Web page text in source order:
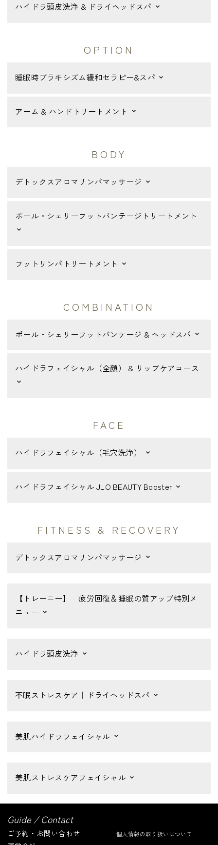
ハイドラ頭皮洗浄 & ドライヘッドスパ
OPTION
睡眠時ブラキシズム緩和セラピー&スパ
アーム & ハンドトリートメント
BODY
デトックスアロマリンパマッサージ
ポール・シェリーフットバンテージトリートメント
フットリンパトリートメント
COMBINATION
ポール・シェリーフットバンテージ & ヘッドスパ
ハイドラフェイシャル（全顔） & リップケアコース
FACE
ハイドラフェイシャル（毛穴洗浄）
ハイドラフェイシャル JLO BEAUTY Booster
FITNESS & RECOVERY
デトックスアロマリンパマッサージ
【トレーニー】 疲労回復＆睡眠の質アップ特別メ
ニュー
ハイドラ頭皮洗浄
不眠ストレスケア｜ドライヘッドスパ
美肌ハイドラフェイシャル
美肌ストレスケアフェイシャル
Guide / Contact
ご予約・お問い合わせ
個人情報の取り扱いについて